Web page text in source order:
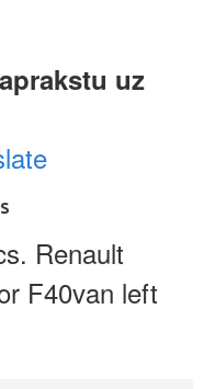
uz
Renault
F40van left